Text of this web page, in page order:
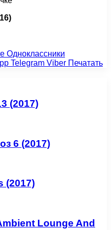
Одноклассники
Telegram Viber Печатать
(2017)
6 (2017)
(2017)
Lounge And